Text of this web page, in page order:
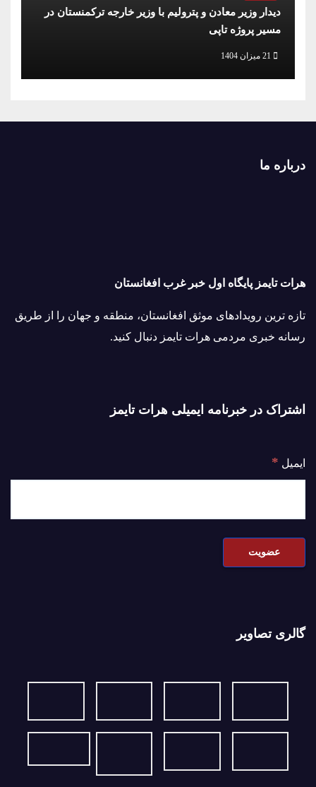
دیدار وزیر معادن و پترولیم با وزیر خارجه ترکمنستان در
مسیر پروژه تاپی
21 میزان 1404
درباره ما
هرات تایمز پایگاه اول خبر غرب افغانستان
تازه ترین رویدادهای موثق افغانستان، منطقه و جهان را از طریق
رسانه خبری مردمی هرات تایمز دنبال کنید.
اشتراک در خبرنامه ایمیلی هرات تایمز
ایمیل *
گالری تصاویر